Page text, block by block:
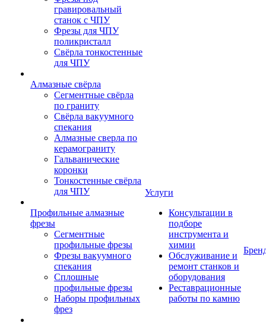
гравировальный
станок с ЧПУ
Фрезы для ЧПУ
поликристалл
Свёрла тонкостенные
для ЧПУ
Алмазные свёрла
Сегментные свёрла
по граниту
Свёрла вакуумного
спекания
Алмазные сверла по
керамограниту
Гальванические
коронки
Тонкостенные свёрла
для ЧПУ
Профильные алмазные
фрезы
Сегментные
профильные фрезы
Фрезы вакуумного
спекания
Сплошные
профильные фрезы
Наборы профильных
фрез
Услуги
Консультации в
подборе
инструмента и
химии
Обслуживание и
ремонт станков и
оборудования
Реставрационные
работы по камню